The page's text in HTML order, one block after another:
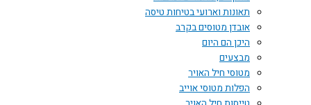
תאונות וארועי בטיחות טיסה
אובדן מטוסים בקרב
היכן הם היום
מבצעים
מטוסי חיל האויר
הפלות מטוסי אוייב